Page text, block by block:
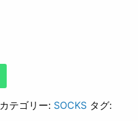
カテゴリー: SOCKS タグ: